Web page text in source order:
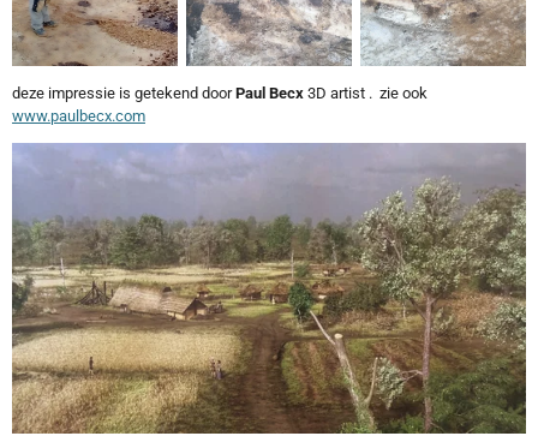
deze impressie is getekend doorPaul Becx 3D artist . zie ook
www.paulbecx.com